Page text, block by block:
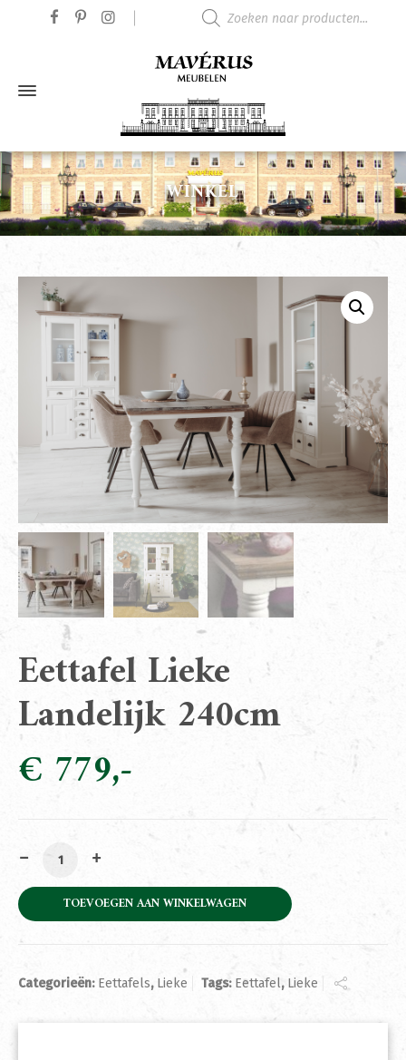
WINKEL
Eettafel Lieke
Landelijk 240cm
€ 779
Eettafel Lieke Landelijk 240cm aantal
TOEVOEGEN AAN WINKELWAGEN
Categorieën: Eettafels, Lieke Tags: Eettafel, Lieke